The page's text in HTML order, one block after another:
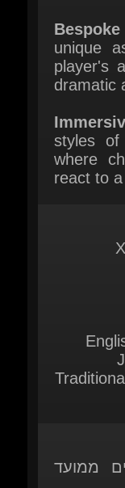
unique
player's
dramatic
styles of
where
react to a
על-ידי